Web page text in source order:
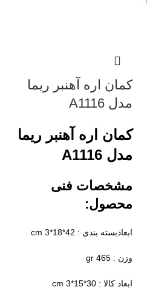
کمان اره آهنبر ریما
مدل A1116
کمان اره آهنبر ریما
مدل A1116
مشخصات فنی
محصول:
ابعادبسته بندی : 42*18*3 cm
وزن : 465 gr
ابعاد کالا : 30*15*3 cm